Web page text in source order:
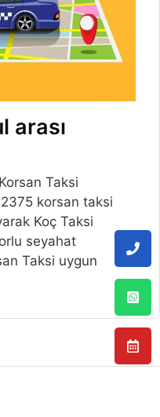
arası
Taksi
korsan taksi
Koç Taksi
seyahat
Taksi uygun